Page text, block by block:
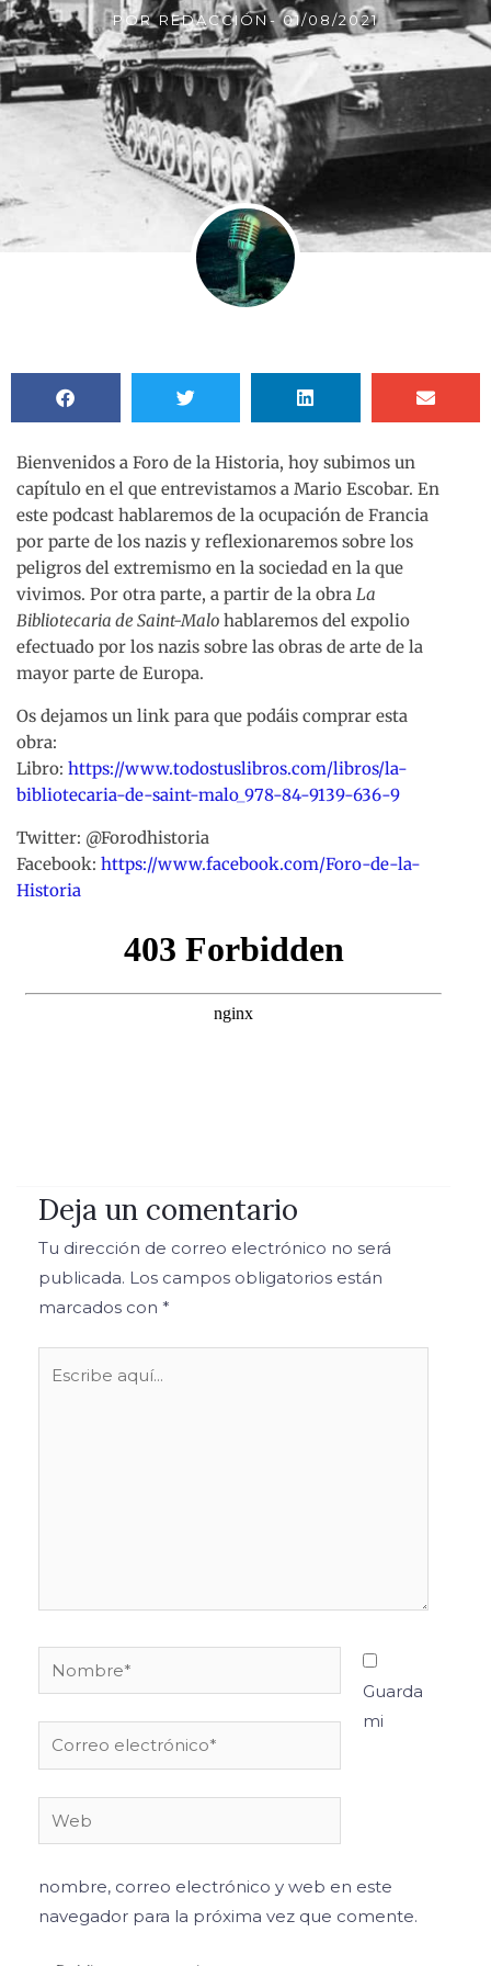
PORREDACCIÓN- 01/08/2021
Bienvenidos a Foro de la Historia, hoy subimos un
capítulo en el que entrevistamos a Mario Escobar. En
este podcast hablaremos de la ocupación de Francia
por parte de los nazis y reflexionaremos sobre los
peligros del extremismo en la sociedad en la que
vivimos. Por otra parte, a partir de la obra La
Bibliotecaria de Saint-Malo hablaremos del expolio
efectuado por los nazis sobre las obras de arte de la
mayor parte de Europa.
Os dejamos un link para que podáis comprar esta
obra:
Libro: https://www.todostuslibros.com/libros/la-
bibliotecaria-de-saint-malo_978-84-9139-636-9
Twitter: @Forodhistoria
Facebook: https://www.facebook.com/Foro-de-la-
Historia
Deja un comentario
Tu dirección de correo electrónico no será
publicada. Los campos obligatorios están
marcados con *
Nombre*
Correo
electrónico*
Web
Guarda
mi
nombre, correo electrónico y web en este
navegador para la próxima vez que comente.